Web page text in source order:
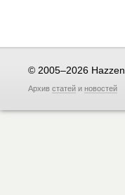
© 2005–2026 Hazzen
Архив статей и новостей